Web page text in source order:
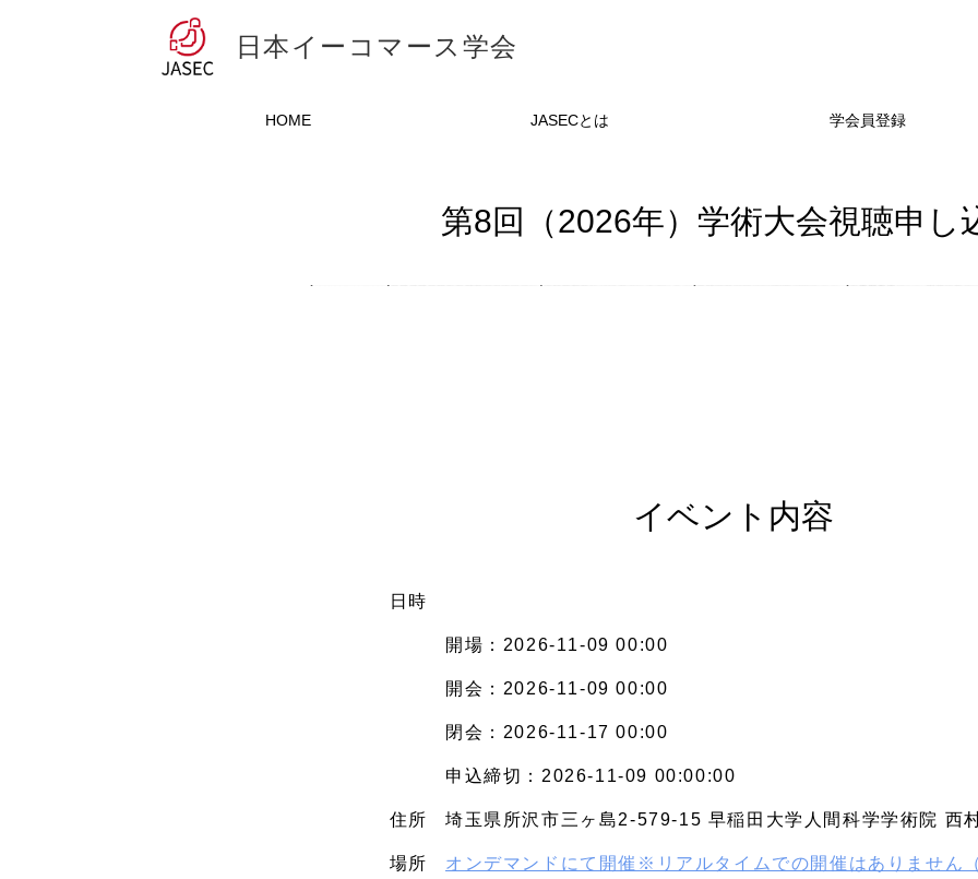
日本イーコマース学会
HOME JASECとは 学会員登録
第8回（2026年）学術大会視聴申し
イベント内容
日時
開場：2026-11-09 00:00
開会：2026-11-09 00:00
閉会：2026-11-17 00:00
申込締切：2026-11-09 00:00:00
住所 埼玉県所沢市三ヶ島2-579-15 早稲田大学人間科学学術院 西
場所
オンデマンドにて開催※リアルタイムでの開催はありません